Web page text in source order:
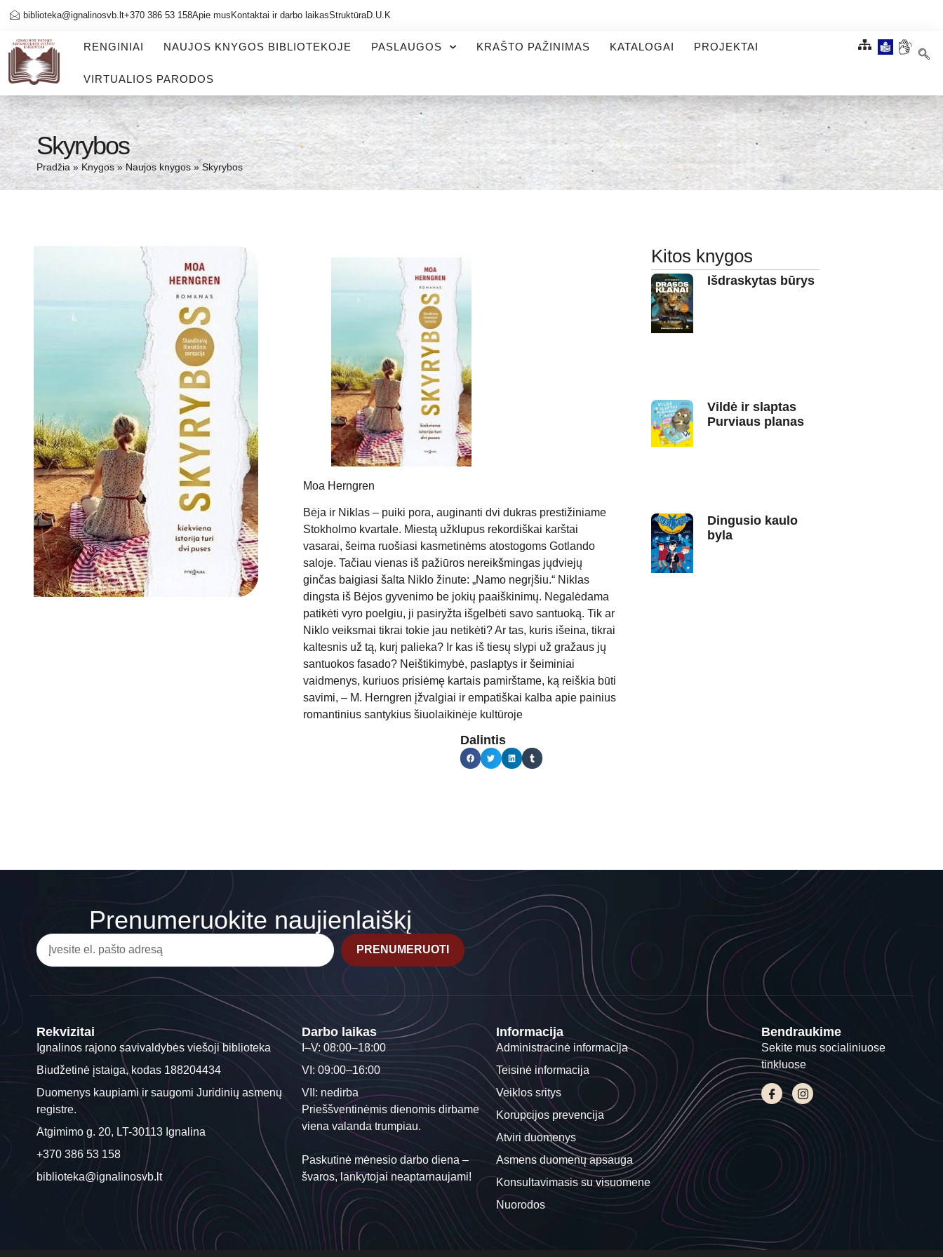
biblioteka@ignalinosvb.lt+370 386 53 158Apie mus Kontaktai ir darbo laikasStruktūraD.U.K
RENGINIAI NAUJOS KNYGOS BIBLIOTEKOJE PASLAUGOS KRAŠTO PAŽINIMAS KATALOGAI PROJEKTAI
VIRTUALIOS PARODOS
Skyrybos
Pradžia» Knygos» Naujos knygos »Skyrybos
Moa Herngren
Bėja ir Niklas – puiki pora, auginanti dvi dukras prestižiniame
Stokholmo kvartale. Miestą užklupus rekordiškai karštai
vasarai, šeima ruošiasi kasmetinėms atostogoms Gotlando
saloje. Tačiau vienas iš pažiūros nereikšmingas jųdviejų
ginčas baigiasi šalta Niklo žinute: „Namo negrįšiu.“ Niklas
dingsta iš Bėjos gyvenimo be jokių paaiškinimų. Negalėdama
patikėti vyro poelgiu, ji pasiryžta išgelbėti savo santuoką. Tik ar
Niklo veiksmai tikrai tokie jau netikėti? Ar tas, kuris išeina, tikrai
kaltesnis už tą, kurį palieka? Ir kas iš tiesų slypi už gražaus jų
santuokos fasado? Neištikimybė, paslaptys ir šeiminiai
vaidmenys, kuriuos prisiėmę kartais pamirštame, ką reiškia būti
savimi, – M. Herngren įžvalgiai ir empatiškai kalba apie painius
romantinius santykius šiuolaikinėje kultūroje
Dalintis
Kitos knygos
Išdraskytas būrys
Vildė ir slaptas
Purviaus planas
Dingusio kaulo
byla
Prenumeruokite naujienlaiškį
PRENUMERUOTI
Rekvizitai
Ignalinos rajono savivaldybės viešoji biblioteka
Biudžetinė įstaiga, kodas 188204434
Duomenys kaupiami ir saugomi Juridinių asmenų
registre.
Atgimimo g. 20, LT-30113 Ignalina
+370 386 53 158
biblioteka@ignalinosvb.lt
Darbo laikas
I–V: 08:00–18:00
VI: 09:00–16:00
VII: nedirba
Prieššventinėmis dienomis dirbame
viena valanda trumpiau.
Paskutinė mėnesio darbo diena –
švaros, lankytojai neaptarnaujami!
Informacija
Administracinė informacija
Teisinė informacija
Veiklos sritys
Korupcijos prevencija
Atviri duomenys
Asmens duomenų apsauga
Konsultavimasis su visuomene
Nuorodos
Bendraukime
Sekite mus socialiniuose
tinkluose